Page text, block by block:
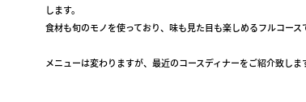
します。
食材も旬のモノを使っており、味も見た目も楽しめるフルコース
メニューは変わりますが、最近のコースディナーをご紹介致しま